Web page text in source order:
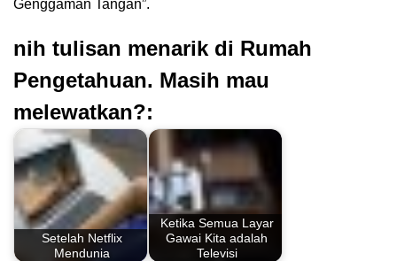
Genggaman Tangan”.
nih tulisan menarik di Rumah
Pengetahuan. Masih mau
melewatkan?:
Setelah Netflix
Mendunia
Ketika Semua Layar
Gawai Kita adalah
Televisi